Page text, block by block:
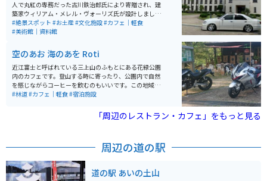
然美を堪能しながら、日常から離れた特別な時間を過ご
すことができます。バイクでの観光にも最適で、心身の
リフレッシュにオススメのスポットです。新名神高速道
路「菰野IC」より約5分とアクセスも良く、駐車場も充
人で丸紅の専務だった古川鉄治郎氏により寄贈され、建
築家ウィリアム・メレル・ヴォーリズ氏が設計しまし
た。鉄筋コンクリート製の建物は、水洗トイレ、暖房設
備、内線電話など最新設備を完備し、最新の教材を備え
と称されました。 現在は、町立図書館や子育て支援セン
ターなどの町の複合施設として利用され、校舎の見学も
自由に行えます。また、様々な映画やドラマのロケ地と
して使われ、アニメ「けいおん！」の聖地ともなってお
り、多くの観光客や聖地巡礼者が訪れています。平成25
年（2013年）には、国の登録有形文化財に登録されまし
#絶景スポット #お土産#文化施設#カフェ｜軽食
#美術館｜資料館
空のあお 海のあを Roti
近江富士と呼ばれている三上山のふもとにある花緑公園
内のカフェです。登山する時に寄ったり、公園内で自然
を感じながらコーヒーを飲むのもいいです。この地域一
帯に自然があふれてるため、ツーリングには最適です。
#林道#カフェ｜軽食#宿泊施設
「周辺のレストラン・カフェ」をもっと見る
周辺の道の駅
道の駅 あいの土山